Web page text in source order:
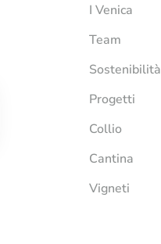
I Venica
Team
Sostenibilità
Progetti
Collio
Cantina
Vigneti